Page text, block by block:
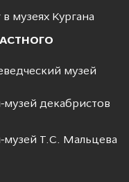
музеях Кургана
музей
декабристов
Т.С. Мальцева